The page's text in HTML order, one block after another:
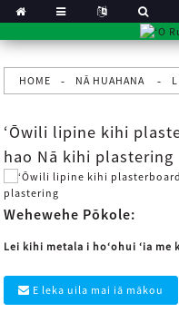
HOME NĀ HUAHANA
ʻŌwili lipine kihi
hao Nā kihi plastering
Wehewehe Pōkole:
Lei kihi metala i hoʻohui ʻia
E leka uila mai iā mākou